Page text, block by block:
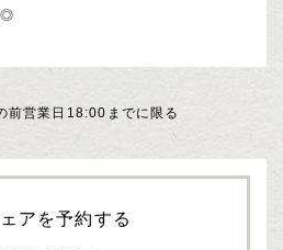
◎
前営業日18:00までに限る
アを予約する